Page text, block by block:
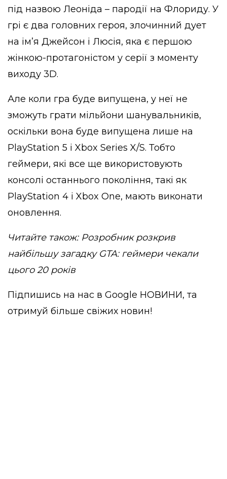
під назвою Леоніда – пародії на Флориду. У
грі є два головних героя, злочинний дует
на ім’я Джейсон і Люсія, яка є першою
жінкою-протагоністом у серії з моменту
виходу 3D.
Але коли гра буде випущена, у неї не
зможуть грати мільйони шанувальників,
оскільки вона буде випущена лише на
PlayStation 5 і Xbox Series X/S. Тобто
геймери, які все ще використовують
консолі останнього покоління, такі як
PlayStation 4 і Xbox One, мають виконати
оновлення.
Читайте також: Розробник розкрив
найбільшу загадку GTA: геймери чекали
цього 20 років
Підпишись на нас в Google НОВИНИ, та
отримуй більше свіжих новин!